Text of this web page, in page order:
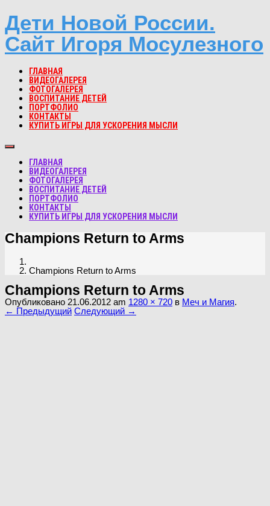
Дети Новой России.
Сайт Игоря Мосулезного
ГЛАВНАЯ
ВИДЕОГАЛЕРЕЯ
ФОТОГАЛЕРЕЯ
ВОСПИТАНИЕ ДЕТЕЙ
ПОРТФОЛИО
КОНТАКТЫ
КУПИТЬ ИГРЫ ДЛЯ УСКОРЕНИЯ МЫСЛИ
ГЛАВНАЯ
ВИДЕОГАЛЕРЕЯ
ФОТОГАЛЕРЕЯ
ВОСПИТАНИЕ ДЕТЕЙ
ПОРТФОЛИО
КОНТАКТЫ
КУПИТЬ ИГРЫ ДЛЯ УСКОРЕНИЯ МЫСЛИ
Champions Return to Arms
Champions Return to Arms
Champions Return to Arms
Опубликовано 21.06.2012 am 1280 × 720 в Меч и Магия.
← Предыдущий Следующий →